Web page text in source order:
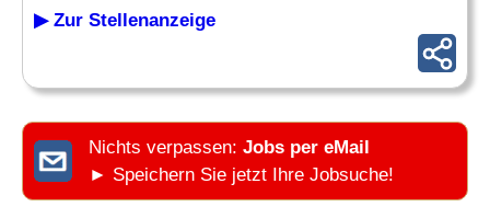
▶ Zur Stellenanzeige
Nichts verpassen: Jobs per eMail
► Speichern Sie jetzt Ihre Jobsuche!